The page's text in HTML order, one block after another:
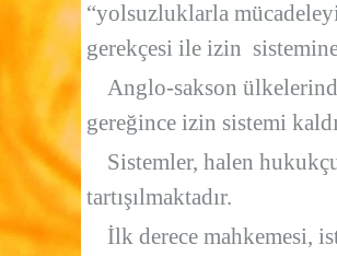
“yolsuzluklarla mücadeleyi
gerekçesi ile izin
Anglo-sakson
gereğince izin sistemi
Sistemler, halen
tartışılmaktadır.
İlk derece mahkemesi,